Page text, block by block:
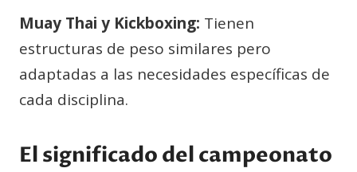
Muay Thai y Kickboxing: Tienen
estructuras de peso similares pero
adaptadas a las necesidades específicas de
cada disciplina.
El significado del campeonato